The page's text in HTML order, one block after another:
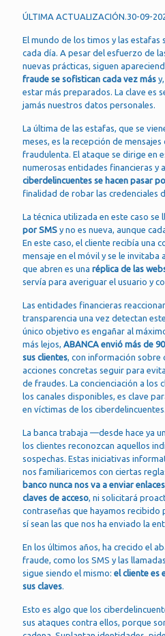
ÚLTIMA ACTUALIZACIÓN.30-09-
El mundo de los timos y las estafas
cada día. A pesar del esfuerzo de
nuevas prácticas, siguen
fraude se sofistican cada vez más
estar más preparados. La clave es
jamás nuestros datos personales.
La última de las estafas, que se
meses, es la recepción de
fraudulenta. El ataque se dirige en
numerosas entidades financieras y
ciberdelincuentes se hacen pasar
finalidad de robar las credenciales
La técnica utilizada en este caso se
por SMS y no es nueva, aunque
En este caso, el cliente recibía una
mensaje en el móvil y se le invitaba
que abren es una réplica de las
servía para averiguar el usuario y
Las entidades financieras
transparencia una vez detectan
único objetivo es engañar al
más lejos, ABANCA envió más de
sus clientes , con información
acciones concretas seguir para
de fraudes. La concienciación a los
los canales disponibles, es clave
en víctimas de los ciberdelincuentes.
La banca trabaja —desde hace ya
los clientes reconozcan aquellos
sospechas. Estas iniciativas
nos familiaricemos con ciertas
banco nunca nos va a enviar
claves de acceso , ni solicitará
contraseñas que hayamos recibido
sí sean las que nos ha enviado la
En los últimos años, ha crecido el
fraude, como los SMS y las
sigue siendo el mismo: el cliente es
sus claves
Esto es algo que los
sus ataques contra ellos, porque